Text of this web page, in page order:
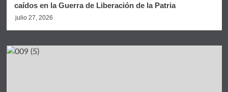
caídos en la Guerra de Liberación de la Patria
julio 27, 2026